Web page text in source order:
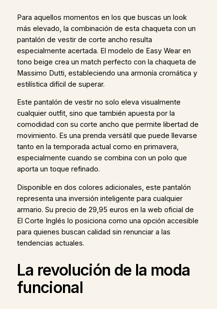
Para aquellos momentos en los que buscas un look
más elevado, la combinación de esta chaqueta con un
pantalón de vestir de corte ancho resulta
especialmente acertada. El modelo de Easy Wear en
tono beige crea un match perfecto con la chaqueta de
Massimo Dutti, estableciendo una armonía cromática y
estilística difícil de superar.
Este pantalón de vestir no solo eleva visualmente
cualquier outfit, sino que también apuesta por la
comodidad con su corte ancho que permite libertad de
movimiento. Es una prenda versátil que puede llevarse
tanto en la temporada actual como en primavera,
especialmente cuando se combina con un polo que
aporta un toque refinado.
Disponible en dos colores adicionales, este pantalón
representa una inversión inteligente para cualquier
armario. Su precio de 29,95 euros en la web oficial de
El Corte Inglés lo posiciona como una opción accesible
para quienes buscan calidad sin renunciar a las
tendencias actuales.
La revolución de la moda
funcional